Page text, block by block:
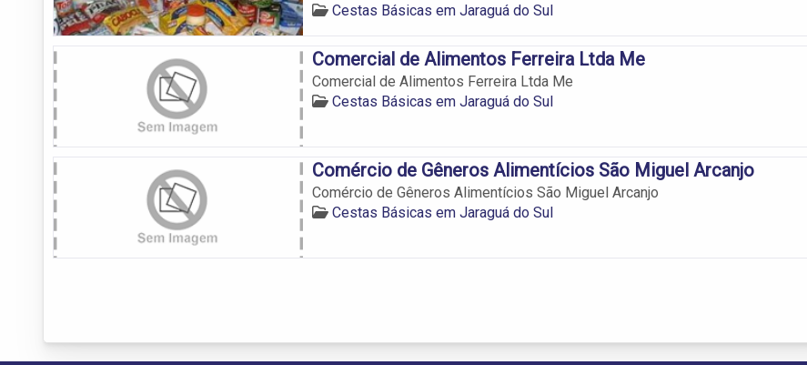
Cestas Básicas em Jaraguá do Sul
Comercial de Alimentos Ferreira Ltda Me
Comercial de Alimentos Ferreira Ltda Me
Cestas Básicas em Jaraguá do Sul
Comércio de Gêneros Alimentícios São Miguel Arcanjo
Comércio de Gêneros Alimentícios São Miguel Arcanjo
Cestas Básicas em Jaraguá do Sul